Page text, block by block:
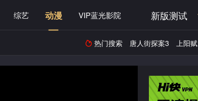
综艺 动漫 VIP蓝光影院 新版测试
 热门搜索 唐人街探案3 上阳赋